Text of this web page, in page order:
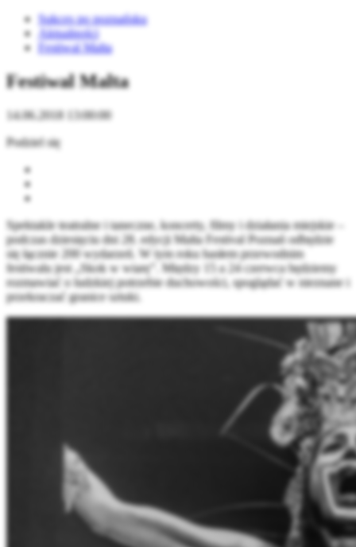
Sukces po poznańsku
Aktualności
Festiwal Malta
Festiwal Malta
14.06.2018 13:00:00
Podziel się
Spektakle teatralne i taneczne, koncerty, filmy i działania miejskie –
podczas dziesięciu dni 28. edycji Malta Festival Poznań odbędzie
się łącznie 200 wydarzeń. W tym roku hasłem przewodnim
festiwalu jest „Skok w wiarę”. Między 15 a 24 czerwca będziemy
rozmawiać o ludzkiej potrzebie duchowości, spoglądać w nieznane i
przekraczać granice sztuki.